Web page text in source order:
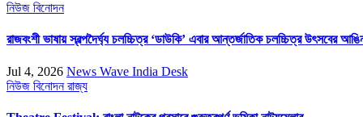
নিউজ বিনোদন
রাজবংশী ভাষায় স্বল্পদৈর্ঘ্য চলচ্চিত্র ‘ডাউকি’ এবার আন্তর্জাতিক চলচ্চিত্র উৎসবের
Jul 4, 2026 News Wave India Desk
নিউজ বিনোদনরাজ্য